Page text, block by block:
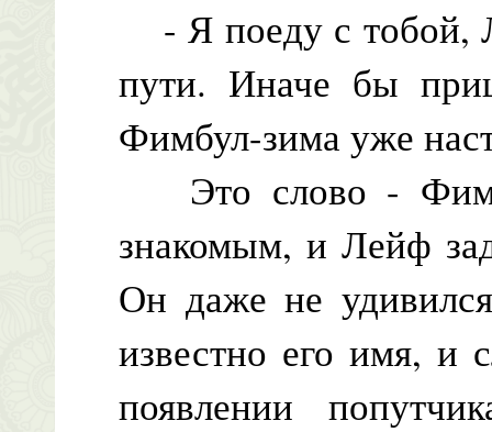
- Я поеду с тобой,
пути. Иначе бы
Фимбул-зима уже
Это слово -
знакомым, и Лейф
Он даже не
известно его имя, и
появлении